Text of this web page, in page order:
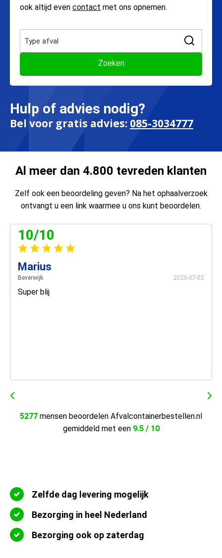
ook altijd even contact met ons opnemen.
Hulp of advies nodig?
Bel voor gratis advies: 085-3034777
Al meer dan 4.800 tevreden klanten
Zelf ook een beoordeling geven? Na het ophaalverzoek
ontvangt u een link waarmee u ons kunt beoordelen.
10/10
Marius
Beverwijk 2026-07-02
Super blij
5277 mensen beoordelen Afvalcontainerbestellen.nl
gemiddeld met een 9.5 / 10
Zelfde dag levering mogelijk
Bezorging in heel Nederland
Bezorging ook op zaterdag